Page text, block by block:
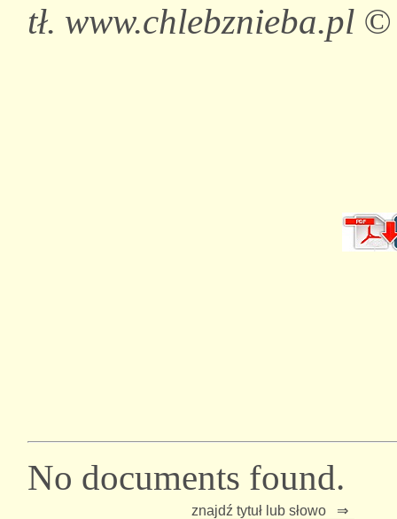
tł. www.chlebznieba.pl ©
No documents found.
znajdź tytuł lub słowo ⇒